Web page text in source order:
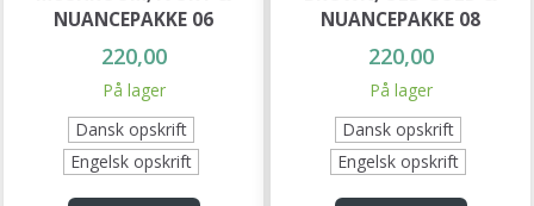
NUANCEPAKKE 06
220,00
På lager
Dansk opskrift
Engelsk opskrift
NUANCEPAKKE 08
220,00
På lager
Dansk opskrift
Engelsk opskrift